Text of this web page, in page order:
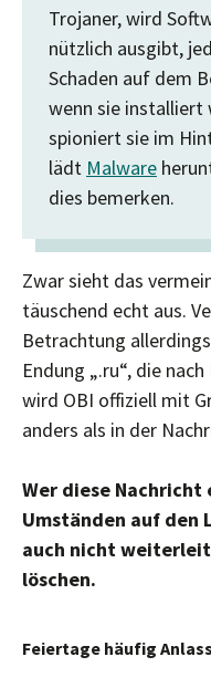
Trojaner, wird
nützlich ausgibt,
Schaden auf dem
wenn sie installiert
spioniert sie im
lädt Malware
dies bemerken.
Zwar sieht das
täuschend echt aus.
Betrachtung
Endung „.ru“, die
wird OBI offiziell mit
anders als in der
Wer diese
Umständen auf den
auch nicht
löschen.
Feiertage häufig